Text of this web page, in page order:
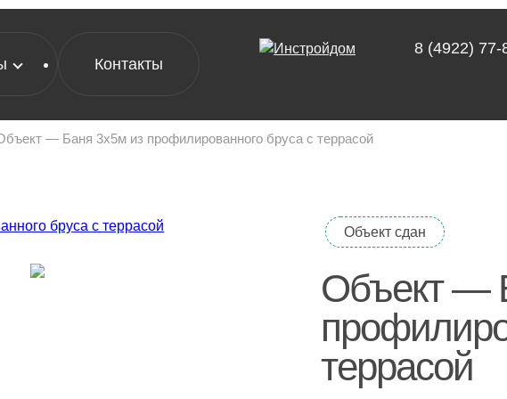
Контакты
8 (4922) 77-
Одноэтажные дома
[ выставочный дом-офис ]
— Баня 3х5м из профилированного бруса с террасой
Объект сдан
Объект —
террасой